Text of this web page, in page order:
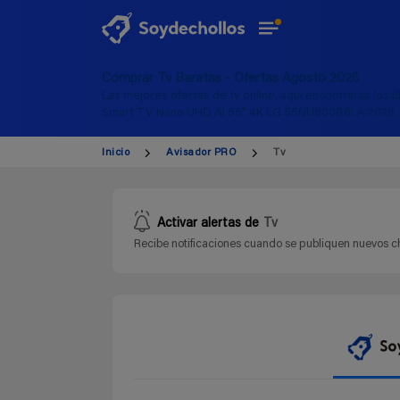
Comprar Tv Baratas - Ofertas Agosto 2026
Las mejores ofertas de tv online, aquí encontrarás los
Smart TV Nano UHD AI 55" 4K LG 55NU800B6LA 2026
Inicio Avisador PRO Tv
Activar alertas de Tv
Recibe notificaciones cuando se publiquen nuevos